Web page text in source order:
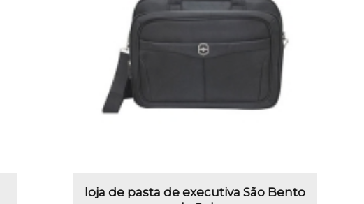
loja de pasta de executiva São Bento